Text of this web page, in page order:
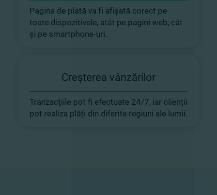
Pagina de plată va fi afișată corect pe
toate dispozitivele, atât pe pagini web, cât
și pe smartphone-uri.
Creșterea vânzărilor
Tranzacțiile pot fi efectuate 24/7, iar clienții
pot realiza plăți din diferite regiuni ale lumii.